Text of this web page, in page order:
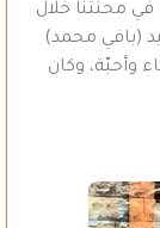
في محنتنا خلال
(بافي محمد)
وأحبّة، وكان